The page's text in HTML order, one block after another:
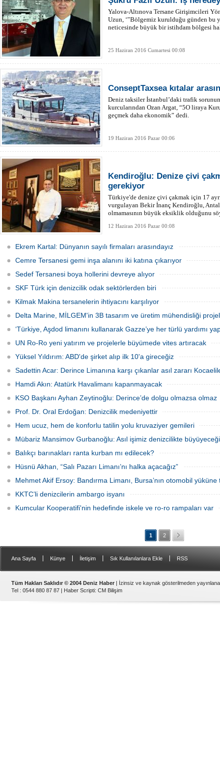
Yalova-Altınova Tersane Girişimcileri
Uzun, ‘”Bölgemiz kurulduğu günden bu
neticesinde büyük bir istihdam bölgesi
25 Haziran 2016 Cumartesi 00:08
ConseptTaxsea kıtalar
Deniz taksiler İstanbul’daki trafik
kurcularından Ozan Argat, “5O liraya
geçmek daha ekonomik” dedi.
19 Haziran 2016 Pazar 00:06
Kendiroğlu: Denize çivi
gerekiyor
Türkiye'de denize çivi çakmak için 17
vurgulayan Bekir İnanç Kendiroğlu,
olmamasının büyük eksiklik olduğunu
12 Haziran 2016 Pazar 00:08
Ekrem Kartal: Dünyanın sayılı firmaları arasındayız
Cemre Tersanesi gemi inşa alanını iki katına çıkarıyor
Sedef Tersanesi boya hollerini devreye alıyor
SKF Türk için denizcilik odak sektörlerden biri
Kilmak Makina tersanelerin ihtiyacını karşılıyor
Delta Marine, MİLGEM'in 3B tasarım ve üretim mühendisliği
‘Türkiye, Aşdod limanını kullanarak Gazze’ye her türlü yardımı
UN Ro-Ro yeni yatırım ve projelerle büyümede vites artıracak
Yüksel Yıldırım: ABD'de şirket alıp ilk 10'a gireceğiz
Sadettin Acar: Derince Limanına karşı çıkanlar asıl zararı
Hamdi Akın: Atatürk Havalimanı kapanmayacak
KSO Başkanı Ayhan Zeytinoğlu: Derince’de dolgu olmazsa olmaz
Prof. Dr. Oral Erdoğan: Denizcilik medeniyettir
Hem ucuz, hem de konforlu tatilin yolu kruvaziyer gemileri
Mübariz Mansimov Gurbanoğlu: Asıl işimiz denizcilikte
Balıkçı barınakları ranta kurban mı edilecek?
Hüsnü Akhan, “Salı Pazarı Limanı’nı halka açacağız”
Mehmet Akif Ersoy: Bandırma Limanı, Bursa’nın otomobil yüküne
KKTC’li denizcilerin ambargo isyanı
Kumcular Kooperatifi'nin hedefinde iskele ve ro-ro rampaları var
1 2
Ana Sayfa Künye İletişim Sık Kullanılanlara Ekle RSS
Tüm Hakları Saklıdır © 2004 Deniz Haber | İzinsiz ve kaynak gösterilmeden
Tel : 0544 880 87 87 | Haber Scripti: CM Bilişim